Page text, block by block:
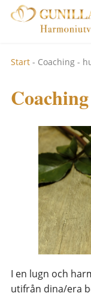
Start - Coaching -
I en lugn och
utifrån dina/era